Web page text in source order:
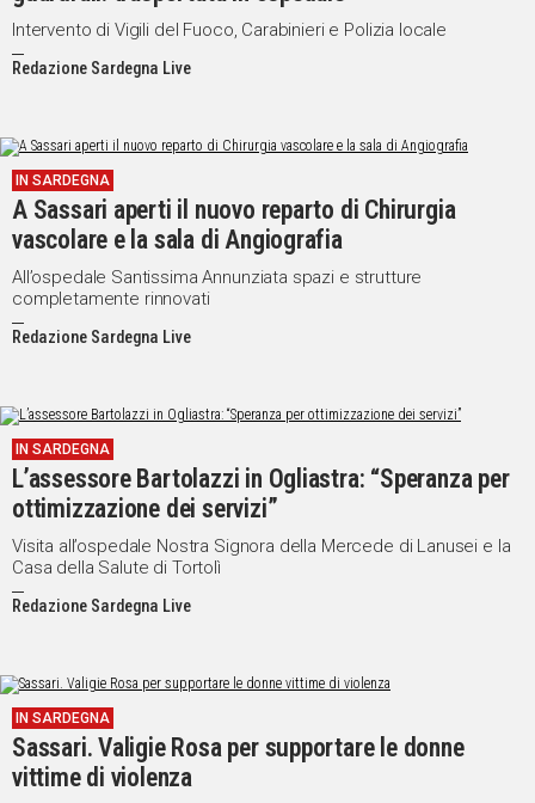
Intervento di Vigili del Fuoco, Carabinieri e Polizia locale
Redazione Sardegna Live
IN SARDEGNA
A Sassari aperti il nuovo reparto di Chirurgia
vascolare e la sala di Angiografia
All’ospedale Santissima Annunziata spazi e strutture
completamente rinnovati
Redazione Sardegna Live
IN SARDEGNA
L’assessore Bartolazzi in Ogliastra: “Speranza per
ottimizzazione dei servizi”
Visita all’ospedale Nostra Signora della Mercede di Lanusei e la
Casa della Salute di Tortolì
Redazione Sardegna Live
IN SARDEGNA
Sassari. Valigie Rosa per supportare le donne
vittime di violenza